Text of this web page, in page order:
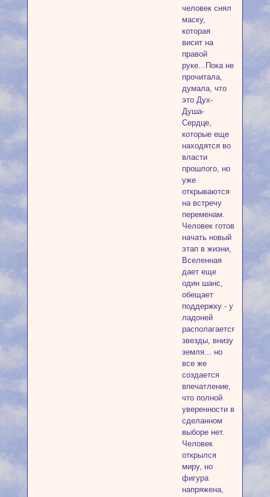
человек снял
маску,
которая
висит на
правой
руке...Пока не
прочитала,
думала, что
это Дух-
Душа-
Сердце,
которые еще
находятся во
власти
прошлого, но
уже
открываются
на встречу
переменам.
Человек готов
начать новый
этап в жизни,
Вселенная
дает еще
один шанс,
обещает
поддержку - у
ладоней
располагается
звезды, внизу
земля... но
все же
создается
впечатление,
что полной
уверенности в
сделанном
выборе нет.
Человек
открылся
миру, но
фигура
напряжена,